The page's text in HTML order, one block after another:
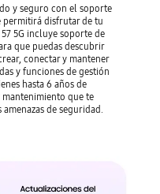
y seguro con el soporte
permitirá disfrutar de tu
5G incluye soporte de
que puedas descubrir
conectar y mantener
y funciones de gestión
hasta 6 años de
que te
de seguridad.